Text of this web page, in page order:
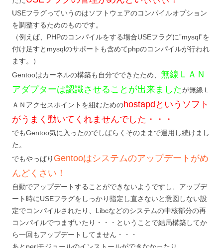
USEフラグっていうのはソフトウェアのコンパイルオプション
を調整するためのものです。
（例えば、PHPのコンパイルをする場合USEフラグに”mysql”を
付け足すとmysqlのサポートも含めてphpのコンパイルが行われ
ます。）
Gentooはカーネルの構築も自分でできたため、 無線ＬＡＮ
アダプターは認識させることが出来ましたが無線Ｌ
ＡＮアクセスポイントを組むためのhostapdというソフト
がうまく動いてくれませんでした・・・
でもGentoo気に入ったのでしばらくそのままで運用し続けまし
た。
でもやっぱり Gentooはシステムのアップデートがめ
んどくさい！
自動でアップデートすることができないようですし、アップデ
ート時にUSEフラグをしっかり指定し直さないと意図しない設
定でコンパイルされたり、Libcなどのシステムの中核部分の再
コンパイルでつまずいたり・・・ということで結局構築してか
ら一回もアップデートしてません・・・